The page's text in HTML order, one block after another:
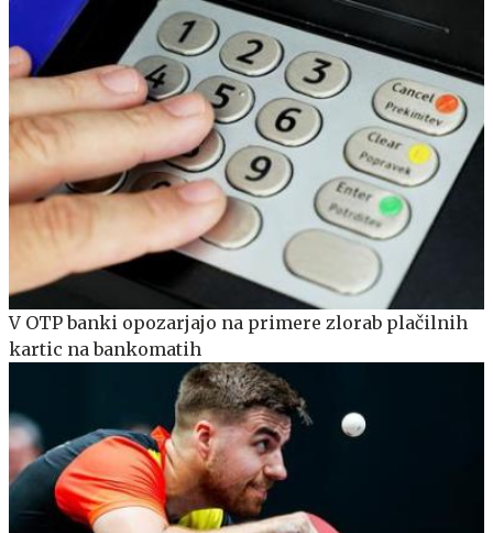
V OTP banki opozarjajo na primere zlorab plačilnih
kartic na bankomatih